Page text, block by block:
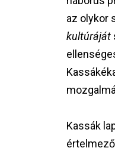
az olykor
kultúráját
Kassák